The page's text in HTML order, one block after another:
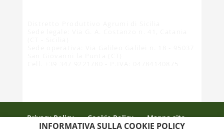
Privacy Policy Cookie Policy
Mappa sito
INFORMATIVA SULLA COOKIE POLICY